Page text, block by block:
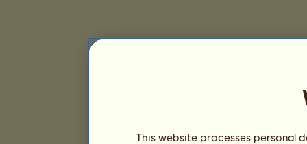
This website processes personal